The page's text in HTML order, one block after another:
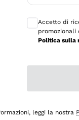
Accetto di
promozionali
Politica sulla
leggi la nostra